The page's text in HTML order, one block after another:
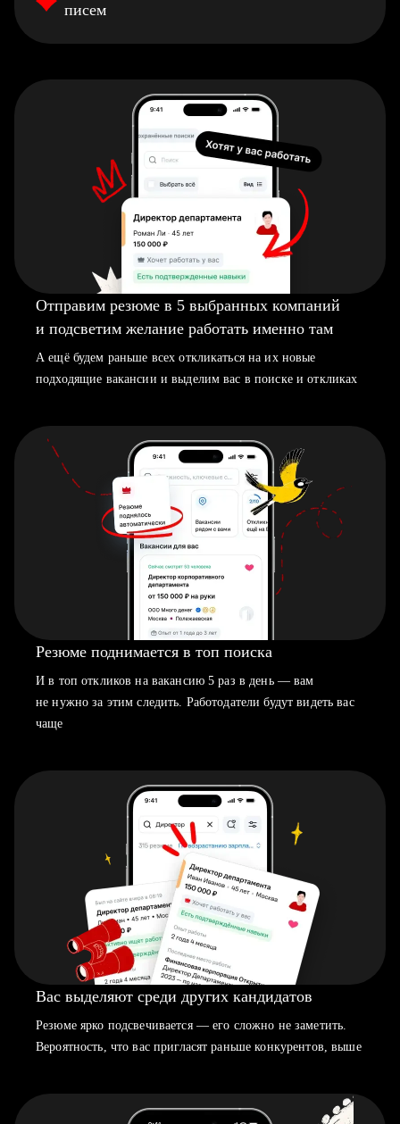
писем
Отправим резюме в 5 выбранных компаний
и подсветим желание работать именно там
А ещё будем раньше всех откликаться на их новые
подходящие вакансии и выделим вас в поиске и откликах
Резюме поднимается в топ поиска
И в топ откликов на вакансию 5 раз в день — вам
не нужно за этим следить. Работодатели будут видеть вас
чаще
Вас выделяют среди других кандидатов
Резюме ярко подсвечивается — его сложно не заметить.
Вероятность, что вас пригласят раньше конкурентов, выше